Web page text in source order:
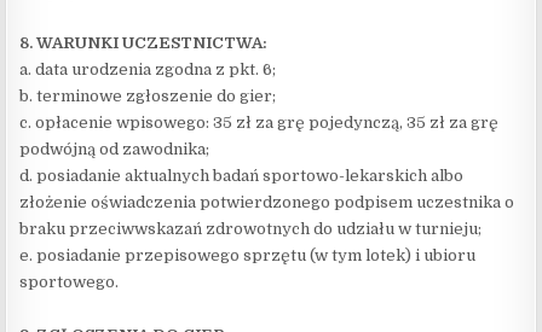
8. WARUNKI UCZESTNICTWA:
a. data urodzenia zgodna z pkt. 6;
b. terminowe zgłoszenie do gier;
c. opłacenie wpisowego: 35 zł za grę pojedynczą, 35 zł za grę
podwójną od zawodnika;
d. posiadanie aktualnych badań sportowo-lekarskich albo
złożenie oświadczenia potwierdzonego podpisem uczestnika o
braku przeciwwskazań zdrowotnych do udziału w turnieju;
e. posiadanie przepisowego sprzętu (w tym lotek) i ubioru
sportowego.